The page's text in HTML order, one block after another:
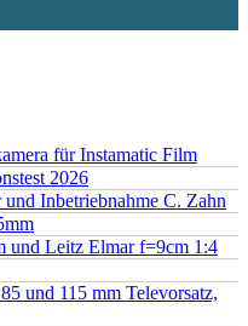
für Instamatic Film
2026
Inbetriebnahme C. Zahn
Leitz Elmar f=9cm 1:4
und 115 mm Televorsatz,